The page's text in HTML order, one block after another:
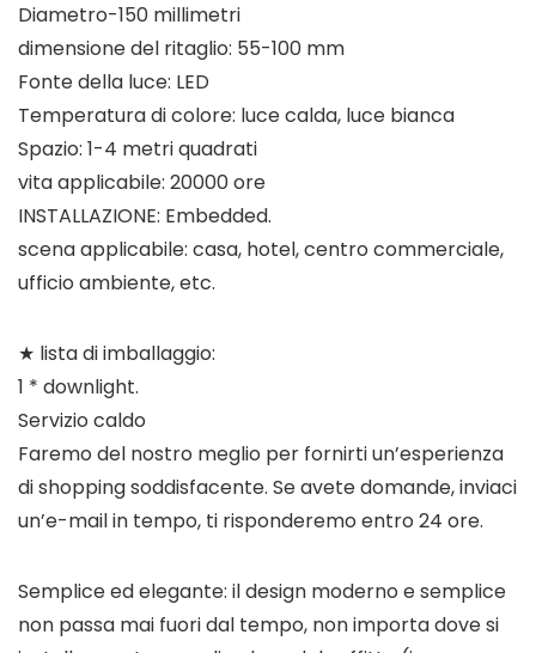
Diametro-150 millimetri
dimensione del ritaglio: 55-100 mm
Fonte della luce: LED
Temperatura di colore: luce calda, luce bianca
Spazio: 1-4 metri quadrati
vita applicabile: 20000 ore
INSTALLAZIONE: Embedded.
scena applicabile: casa, hotel, centro commerciale,
ufficio ambiente, etc.
★ lista di imballaggio:
1 * downlight.
Servizio caldo
Faremo del nostro meglio per fornirti un’esperienza
di shopping soddisfacente. Se avete domande, inviaci
un’e-mail in tempo, ti risponderemo entro 24 ore.
Semplice ed elegante: il design moderno e semplice
non passa mai fuori dal tempo, non importa dove si